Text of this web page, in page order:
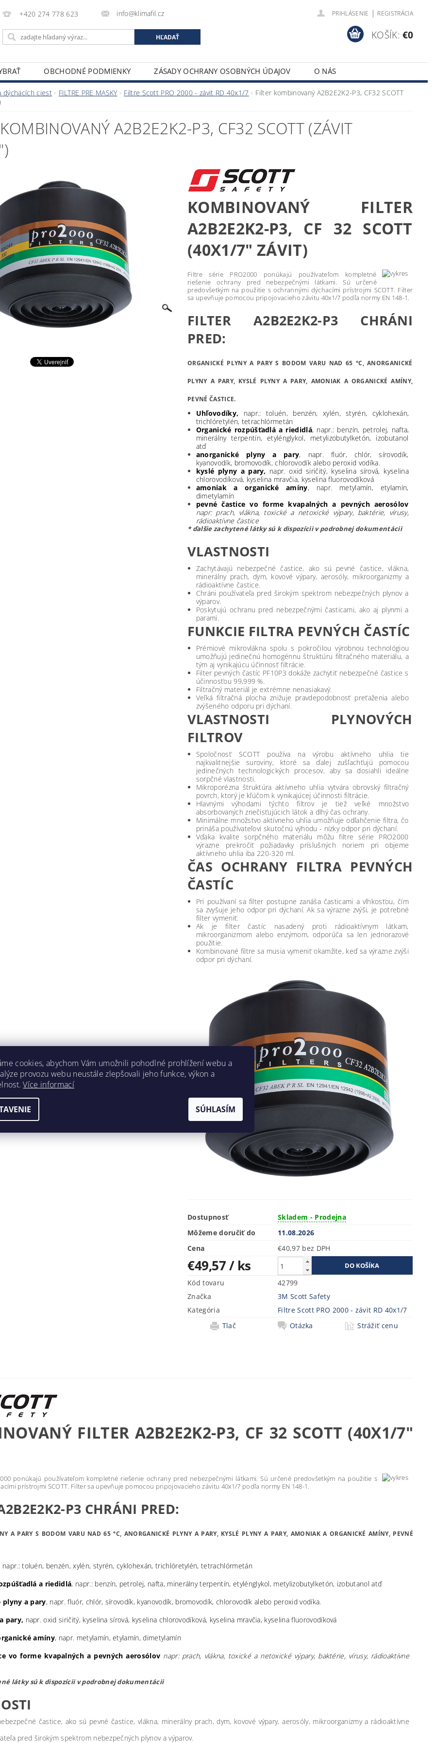
+420 274 778 623 info@klimafil.cz PRIHLÁSENIE | REGISTRÁCIA
KOŠÍK: €0
OBCHODNÉ PODMIENKY ZÁSADY OCHRANY OSOBNÝCH ÚDAJOV O NÁS
dýchacích ciest FILTRE PRE MASKY Filtre Scott PRO 2000 - závit RD 40x1/7
Filter kombinovaný A2B2E2K2-P3, CF32 SCOTT
A2B2E2K2-P3, CF32 SCOTT (ZÁVIT
KOMBINOVANÝ FILTER
A2B2E2K2-P3, CF 32 SCOTT
(40X1/7" ZÁVIT)
Filtre série PRO2000 ponúkajú používateľom kompletné
riešenie ochrany pred nebezpečnými látkami. Sú určené
predovšetkým na použitie s ochrannými dýchacími prístrojmi SCOTT. Filter
sa upevňuje pomocou pripojovacieho závitu 40x1/7 podľa normy EN 148-1.
FILTER A2B2E2K2-P3 CHRÁNI
PRED:
ORGANICKÉ PLYNY A PARY S BODOM VARU NAD 65 °C, ANORGANICKÉ
PLYNY A PARY, KYSLÉ PLYNY A PARY, AMONIAK A ORGANICKÉ AMÍNY,
PEVNÉ ČASTICE.
Uhľovodíky, napr.: toluén, benzén, xylén, styrén, cyklohexán,
trichlóretylén, tetrachlórmetán
Organické rozpúšťadlá a riedidlá, napr.: benzín, petrolej, nafta,
minerálny terpentín, etylénglykol, metylizobutylketón, izobutanol
atď
anorganické plyny a pary, napr. fluór, chlór, sírovodík,
kyanovodík, bromovodík, chlorovodík alebo peroxid vodíka.
kyslé plyny a pary, napr. oxid siričitý, kyselina sírová, kyselina
chlorovodíková, kyselina mravčia, kyselina fluorovodíková
amoniak a organické amíny, napr. metylamín, etylamín,
dimetylamín
pevné častice vo forme kvapalných a pevných aerosólov
napr:prach, vlákna, toxické a netoxické výpary, baktérie, vírusy,
rádioaktívne častice
* ďalšie zachytené látky sú k dispozícii v podrobnej dokumentácii
VLASTNOSTI
Zachytávajú nebezpečné častice, ako sú pevné častice, vlákna,
minerálny prach, dym, kovové výpary, aerosóly, mikroorganizmy a
rádioaktívne častice.
Chráni používateľa pred širokým spektrom nebezpečných plynov a
výparov.
Poskytujú ochranu pred nebezpečnými časticami, ako aj plynmi a
parami.
FUNKCIE FILTRA PEVNÝCH ČASTÍC
Prémiové mikrovlákna spolu s pokročilou výrobnou technológiou
umožňujú jedinečnú homogénnu štruktúru filtračného materiálu, a
tým aj vynikajúcu účinnosť filtrácie.
Filter pevných častíc PF10P3 dokáže zachytiť nebezpečné častice s
účinnosťou 99,999 %.
Filtračný materiál je extrémne nenasiakavý.
Veľká filtračná plocha znižuje pravdepodobnosť preťaženia alebo
zvýšeného odporu pri dýchaní.
VLASTNOSTI PLYNOVÝCH
FILTROV
Spoločnosť SCOTT používa na výrobu aktívneho uhlia tie
najkvalitnejšie suroviny, ktoré sa ďalej zušľachťujú pomocou
jedinečných technologických procesov, aby sa dosiahli ideálne
sorpčné vlastnosti.
Mikroporézna štruktúra aktívneho uhlia vytvára obrovský filtračný
povrch, ktorý je kľúčom k vynikajúcej účinnosti filtrácie.
Hlavnými výhodami týchto filtrov je tiež veľké množstvo
absorbovaných znečisťujúcich látok a dlhý čas ochrany.
Minimálne množstvo aktívneho uhlia umožňuje odľahčenie filtra, čo
prináša používateľovi skutočnú výhodu - nízky odpor pri dýchaní.
Vďaka kvalite sorpčného materiálu môžu filtre série PRO2000
výrazne prekročiť požiadavky príslušných noriem pri objeme
aktívneho uhlia iba 220-320 ml.
ČAS OCHRANY FILTRA PEVNÝCH
ČASTÍC
Pri používaní sa filter postupne zanáša časticami a vlhkosťou, čím
sa zvyšuje jeho odpor pri dýchaní. Ak sa výrazne zvýši, je potrebné
filter vymeniť.
Ak je filter častíc nasadený proti rádioaktívnym látkam,
mikroorganizmom alebo enzýmom, odporúča sa len jednorazové
použitie.
Kombinované filtre sa musia vymeniť okamžite, keď sa výrazne zvýši
odpor pri dýchaní.
Dostupnosť
Skladem - Prodejna
Môžeme doručiť do
11.08.2026
Cena
€40,97 bez DPH
€49,57/ ks
Kód tovaru
42799
Značka
3M Scott Safety
Kategória
Filtre Scott PRO 2000 - závit RD 40x1/7
Tlač
Otázka Strážiť cenu
FILTER A2B2E2K2-P3, CF 32 SCOTT (40X1/7"
ponúkajú používateľom kompletné riešenie ochrany pred nebezpečnými látkami. Sú určené predovšetkým na použitie s
prístrojmi SCOTT. Filter sa upevňuje pomocou pripojovacieho závitu 40x1/7 podľa normy EN 148-1.
P3 CHRÁNI PRED:
A PARY S BODOM VARU NAD 65 °C, ANORGANICKÉ PLYNY A PARY, KYSLÉ PLYNY A PARY, AMONIAK A ORGANICKÉ AMÍNY, PEVNÉ
napr.: toluén, benzén, xylén, styrén, cyklohexán, trichlóretylén, tetrachlórmetán
a riedidlá, napr.: benzín, petrolej, nafta, minerálny terpentín, etylénglykol, metylizobutylketón, izobutanol atď
plyny a pary, napr. fluór, chlór, sírovodík, kyanovodík, bromovodík, chlorovodík alebo peroxid vodíka.
pary, napr. oxid siričitý, kyselina sírová, kyselina chlorovodíková, kyselina mravčia, kyselina fluorovodíková
amíny, napr. metylamín, etylamín, dimetylamín
vo forme kvapalných a pevných aerosólov napr:prach, vlákna, toxické a netoxické výpary, baktérie, vírusy, rádioaktívne
látky sú k dispozícii v podrobnej dokumentácii
častice, ako sú pevné častice, vlákna, minerálny prach, dym, kovové výpary, aerosóly, mikroorganizmy a rádioaktívne
pred širokým spektrom nebezpečných plynov a výparov.
cookies, abychom Vám umožnili pohodlné prohlížení webu a
provozu webu neustále zlepšovali jeho funkce, výkon a
Více informací
SÚHLASÍM